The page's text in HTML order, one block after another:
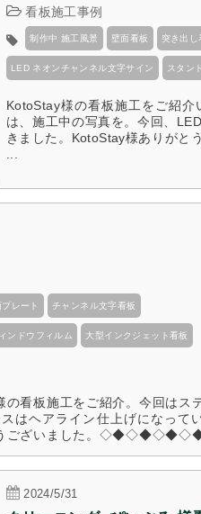
看板施工事例
制作中 施工風景 壁面看板 突き出し
LED ネオンチャンネル文字サイン スタン
KotoStay様の看板施工をご紹
は、施工中の写真を。今回、
きました。KotoStay様ありがと
レート チャンネル文字看板
ンドウフィルム 大型インクジェット看板
看板施工をご紹介。今回はス
はヘアライン仕上げになってい
とうございました。
2024/5/31